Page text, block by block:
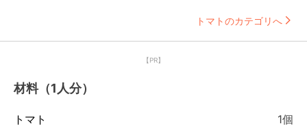
トマトのカテゴリへ
【PR】
材料（1人分）
トマト 1個